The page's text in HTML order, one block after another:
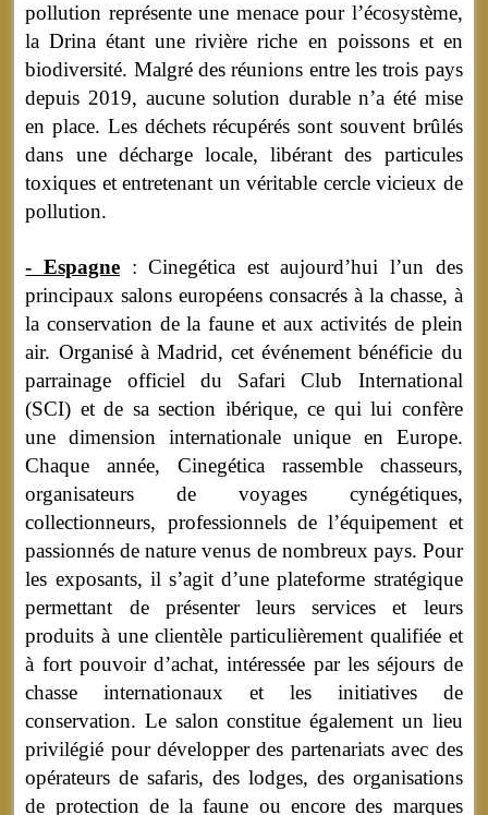
pollution représente une menace pour l’écosystème,
la Drina étant une rivière riche en poissons et en
biodiversité. Malgré des réunions entre les trois pays
depuis 2019, aucune solution durable n’a été mise
en place. Les déchets récupérés sont souvent brûlés
dans une décharge locale, libérant des particules
toxiques et entretenant un véritable cercle vicieux de
pollution.
- Espagne : Cinegética est aujourd’hui l’un des
principaux salons européens consacrés à la chasse, à
la conservation de la faune et aux activités de plein
air. Organisé à Madrid, cet événement bénéficie du
parrainage officiel du Safari Club International
(SCI) et de sa section ibérique, ce qui lui confère
une dimension internationale unique en Europe.
Chaque année, Cinegética rassemble chasseurs,
organisateurs de voyages cynégétiques,
collectionneurs, professionnels de l’équipement et
passionnés de nature venus de nombreux pays. Pour
les exposants, il s’agit d’une plateforme stratégique
permettant de présenter leurs services et leurs
produits à une clientèle particulièrement qualifiée et
à fort pouvoir d’achat, intéressée par les séjours de
chasse internationaux et les initiatives de
conservation. Le salon constitue également un lieu
privilégié pour développer des partenariats avec des
opérateurs de safaris, des lodges, des organisations
de protection de la faune ou encore des marques